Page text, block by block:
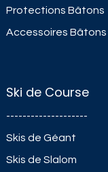
Ski de Course
--------------------
Skis de Géant
Skis de Slalom
Protections Bâtons
Accessoires Bâtons